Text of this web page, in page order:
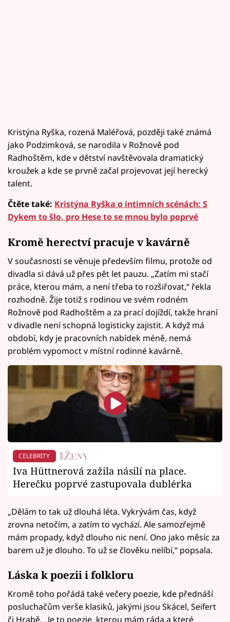
Kristýna Ryška, rozená Maléřová, později také známá
jako Podzimková, se narodila v Rožnově pod
Radhoštěm, kde v dětství navštěvovala dramatický
kroužek a kde se prvně začal projevovat její herecký
talent.
Čtěte také: Kristýna Ryška o intimních scénách: S
Dykem to šlo, pro Hese to se mnou bylo poprvé
Kromě herectví pracuje v kavárně
V současnosti se věnuje především filmu, protože od
divadla si dává už přes pět let pauzu. „Zatím mi stačí
práce, kterou mám, a není třeba to rozšiřovat,“ řekla
rozhodně. Žije totiž s rodinou ve svém rodném
Rožnově pod Radhoštěm a za prací dojíždí, takže hraní
v divadle není schopná logisticky zajistit. A když má
období, kdy je pracovních nabídek méně, nemá
problém vypomoct v místní rodinné kavárně.
CELEBRITY
Iva Hüttnerová zažila násilí na place.
Herečku poprvé zastupovala dublérka
„Dělám to tak už dlouhá léta. Vykrývám čas, když
zrovna netočím, a zatím to vychází. Ale samozřejmě
mám propady, když dlouho nic není. Ono jako měsíc za
barem už je dlouho. To už se člověku nelíbí,“ popsala.
Láska k poezii i folkloru
Kromě toho pořádá také večery poezie, kde přednáší
posluchačům verše klasiků, jakými jsou Skácel, Seifert
či Hrabě. „Je to poezie, kterou mám ráda a které